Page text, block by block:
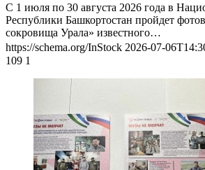
С 1 июля по 30 августа 2026 года в
Республики Башкортостан пройдет
сокровища Урала» известного…
https://schema.org/InStock 2026-07-
109 1